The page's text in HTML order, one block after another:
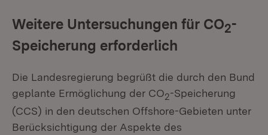
Weitere Untersuchungen für CO2-
Speicherung erforderlich
Die Landesregierung begrüßt die durch den Bund
geplante Ermöglichung der CO2-Speicherung
(CCS) in den deutschen Offshore-Gebieten unter
Berücksichtigung der Aspekte des